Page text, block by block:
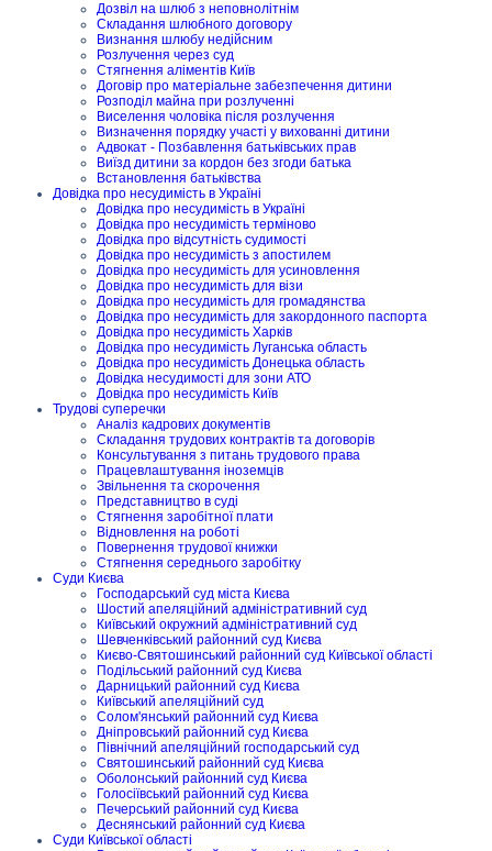
Дозвіл на шлюб з неповнолітнім
Складання шлюбного договору
Визнання шлюбу недійсним
Розлучення через суд
Стягнення аліментів Київ
Договір про матеріальне забезпечення дитини
Розподіл майна при розлученні
Виселення чоловіка після розлучення
Визначення порядку участі у вихованні дитини
Адвокат - Позбавлення батьківських прав
Виїзд дитини за кордон без згоди батька
Встановлення батьківства
Довідка про несудимість в Україні
Довідка про несудимість в Україні
Довідка про несудимість терміново
Довідка про відсутність судимості
Довідка про несудимість з апостилем
Довідка про несудимість для усиновлення
Довідка про несудимість для візи
Довідка про несудимість для громадянства
Довідка про несудимість для закордонного паспорта
Довідка про несудимість Харків
Довідка про несудимість Луганська область
Довідка про несудимість Донецька область
Довідка несудимості для зони АТО
Довідка про несудимість Київ
Трудові суперечки
Аналіз кадрових документів
Складання трудових контрактів та договорів
Консультування з питань трудового права
Працевлаштування іноземців
Звільнення та скорочення
Представництво в суді
Стягнення заробітної плати
Відновлення на роботі
Повернення трудової книжки
Стягнення середнього заробітку
Суди Києва
Господарський суд міста Києва
Шостий апеляційний адміністративний суд
Київський окружний адміністративний суд
Шевченківський районний суд Києва
Києво-Святошинський районний суд Київської області
Подільський районний суд Києва
Дарницький районний суд Києва
Київський апеляційний суд
Солом'янський районний суд Києва
Дніпровський районний суд Києва
Північний апеляційний господарський суд
Святошинський районний суд Києва
Оболонський районний суд Києва
Голосіївський районний суд Києва
Печерський районний суд Києва
Деснянський районний суд Києва
Суди Київської області